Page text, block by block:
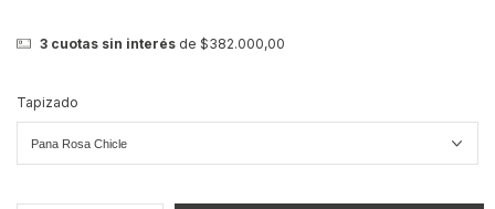
3cuotas sin interésde $382.000,00
Tapizado